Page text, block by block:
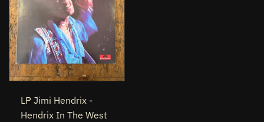
LP Jimi Hendrix -
Hendrix In The West